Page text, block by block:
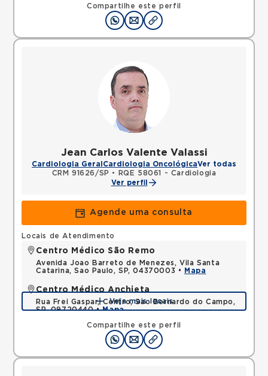
Compartilhe este perfil
Mapa
Jean Carlos Valente Valassi
Cardiologia Geral Cardiologia OncológicaVer todas
CRM 91626/SP •
RQE 58061 - Cardiologia
Ver perfil
Agende uma consulta
Compartilhe este perfil
Locais de Atendimento
Centro Médico São Remo
Avenida Joao Barreto de Menezes, Vila Santa
Catarina, Sao Paulo, SP, 04370003 •
Mapa
Centro Médico Anchieta
Rua Frei Gaspar, Centro, Sao Bernardo do Campo,
SP, 09720440 •Mapa
Veja mais locais